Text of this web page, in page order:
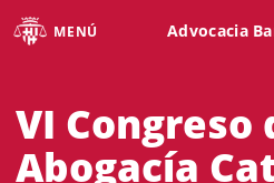
MENÚ Advocacia
VI Congreso
Abogacía